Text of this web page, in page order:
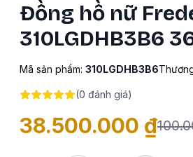
Đồng hồ nữ
310LGDHB3B6
Mã sản phẩm: 310LGDHB3B6
(0 đánh giá)
38.500.000 ₫